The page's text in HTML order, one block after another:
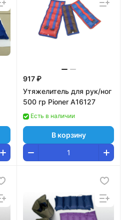
917 ₽
Утяжелитель для рук/ног
500 гр Pioner A16127
Есть в наличии
В корзину